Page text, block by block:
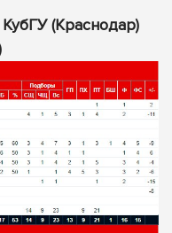
(Краснодар)